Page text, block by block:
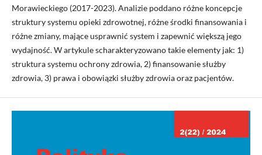
Morawieckiego (2017-2023). Analizie poddano różne koncepcje
struktury systemu opieki zdrowotnej, różne środki finansowania i
różne zmiany, mające usprawnić system i zapewnić większą jego
wydajność. W artykule scharakteryzowano takie elementy jak: 1)
struktura systemu ochrony zdrowia, 2) finansowanie służby
zdrowia, 3) prawa i obowiązki służby zdrowia oraz pacjentów.